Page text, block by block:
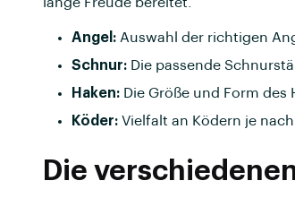
Angel: Auswahl der richtigen
Schnur: Die passende
Haken: Die Größe und Form des
Köder: Vielfalt an Ködern je
Die